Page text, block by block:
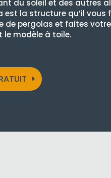
du soleil et des autres
est la structure qu’il vous
de pergolas et faites
modèle à toile.